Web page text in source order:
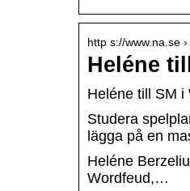
http s://www.na.se
Heléne
Heléne till SM i
Studera
lägga på en
Heléne
Wordfeud,…